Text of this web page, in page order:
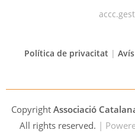
Política de privacitat |
Copyright Associació
All rights reserved. |